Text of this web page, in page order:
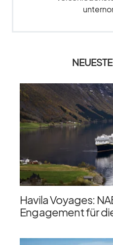
Havila Voyages:
Engagement für